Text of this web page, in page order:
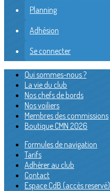
Planning
Adhésion
Se connecter
Qui sommes-nous ?
La vie du club
Nos chefs de bords
Nos voiliers
Membres des commissions
Boutique CMN 2026
Formules de navigation
Tarifs
Adhérer au club
Contact
Espace CdB (accès reservé)